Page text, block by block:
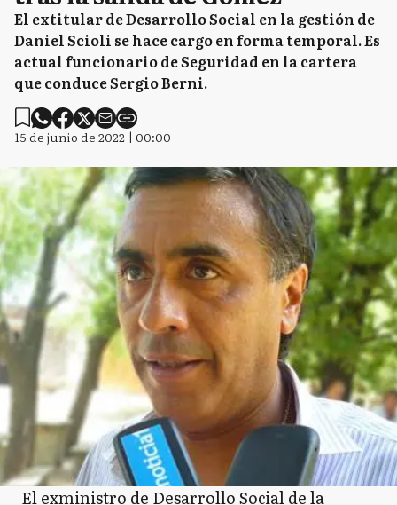
El extitular de Desarrollo Social en la gestión de
Daniel Scioli se hace cargo en forma temporal. Es
actual funcionario de Seguridad en la cartera
que conduce Sergio Berni.
15 de junio de 2022 | 00:00
El exministro de Desarrollo Social de la